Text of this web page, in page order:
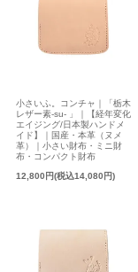
小さいふ。コンチャ｜「栃木
レザー素-su- 」｜【経年変化
エイジング/日本製ハンドメ
イド】｜国産・本革（ヌメ
革）｜小さい財布・ミニ財
布・コンパクト財布
12,800円(税込14,080円)